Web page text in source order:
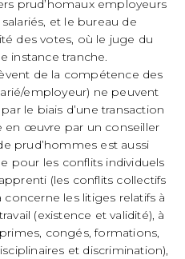
prud’homaux employeurs
et le bureau de
des votes, où le juge du
instance tranche.
de la compétence des
employeur) ne peuvent
le biais d’une transaction
en œuvre par un conseiller
prud’hommes est aussi
pour les conflits individuels
(les conflits collectifs
concerne les litiges relatifs à
(existence et validité), à
congés, formations,
et discrimination),